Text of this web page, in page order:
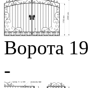
Ворота 19
-